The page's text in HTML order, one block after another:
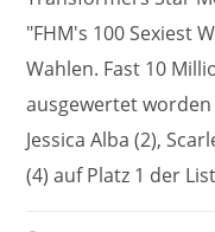
"FHM's 100 Sexiest
Wahlen. Fast 10
ausgewertet
Jessica Alba (2),
(4) auf Platz 1 der